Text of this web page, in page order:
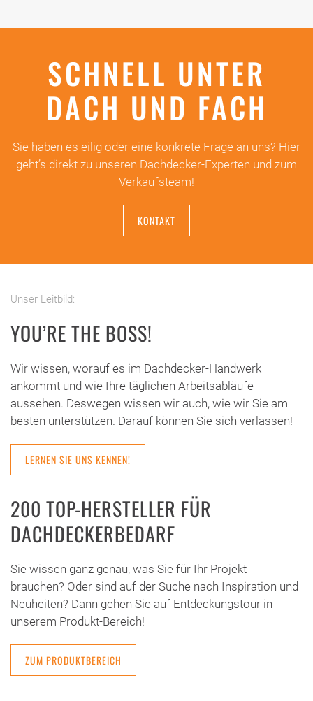
SCHNELL UNTER
DACH UND FACH
Sie haben es eilig oder eine konkrete Frage an uns? Hier
geht’s direkt zu unseren Dachdecker-Experten und zum
Verkaufsteam!
KONTAKT
Unser Leitbild:
YOU’RE THE BOSS!
Wir wissen, worauf es im Dachdecker-Handwerk
ankommt und wie Ihre täglichen Arbeitsabläufe
aussehen. Deswegen wissen wir auch, wie wir Sie am
besten unterstützen. Darauf können Sie sich verlassen!
LERNEN SIE UNS KENNEN!
200 TOP-HERSTELLER FÜR
DACHDECKERBEDARF
Sie wissen ganz genau, was Sie für Ihr Projekt
brauchen? Oder sind auf der Suche nach Inspiration und
Neuheiten? Dann gehen Sie auf Entdeckungstour in
unserem Produkt-Bereich!
ZUM PRODUKTBEREICH